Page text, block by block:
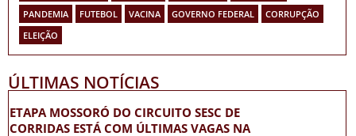
PANDEMIA
FUTEBOL VACINA GOVERNO FEDERAL
CORRUPÇÃO
ELEIÇÃO
ÚLTIMAS NOTÍCIAS
ETAPA MOSSORÓ DO CIRCUITO SESC DE
CORRIDAS ESTÁ COM ÚLTIMAS VAGAS NA